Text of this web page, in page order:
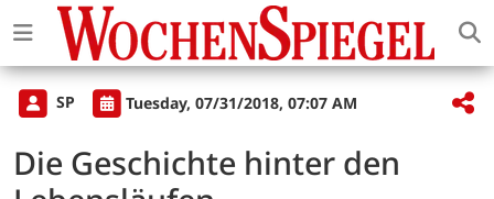
SP Tuesday, 07/31/2018, 07:07 AM
Die Geschichte hinter den